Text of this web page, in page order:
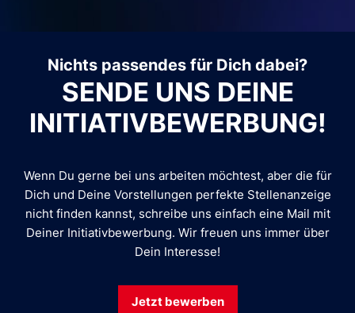
SENDE UNS DEINE
INITIATIV­BEWERBUNG!
Nichts passendes für Dich dabei?
Wenn Du gerne bei uns arbeiten möchtest, aber die für
Dich und Deine Vorstellungen perfekte Stellenanzeige
nicht finden kannst, schreibe uns einfach eine Mail mit
Deiner Initiativ­bewerbung. Wir freuen uns immer über
Dein Interesse!
Jetzt bewerben